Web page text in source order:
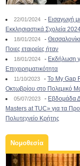
22/01/2024 - Εισαγωγή
Εκκλησιαστικά Σχολεία
18/01/2024 -
Ποιες εταιρείες ήταν
18/01/2024 - Εκδήλωση
Επιχειρηματικότητα
11/10/2023 -To My Gap
Οκτωβρίου στο Πολεμικό
05/07/2023 - Εβδομάδα
Masters at TUC» για τα
Πολυτεχνείο Κρήτης
Νομοθεσία